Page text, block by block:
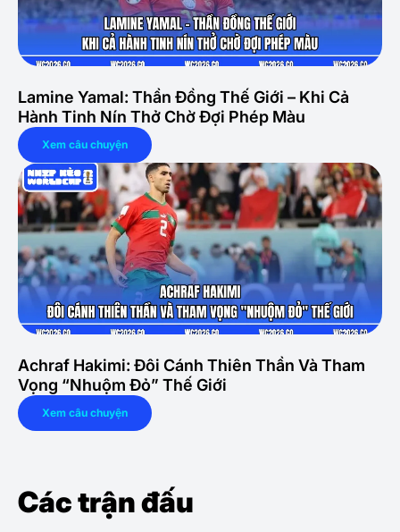
Lamine Yamal: Thần Đồng Thế Giới – Khi Cả
Hành Tinh Nín Thở Chờ Đợi Phép Màu
Xem câu chuyện
Achraf Hakimi: Đôi Cánh Thiên Thần Và Tham
Vọng “Nhuộm Đỏ” Thế Giới
Xem câu chuyện
Các trận đấu